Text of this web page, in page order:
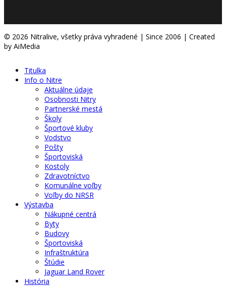
© 2026 Nitralive, všetky práva vyhradené | Since 2006 | Created
by AiMedia
Titulka
Info o Nitre
Aktuálne údaje
Osobnosti Nitry
Partnerské mestá
Školy
Športové kluby
Vodstvo
Pošty
Športoviská
Kostoly
Zdravotníctvo
Komunálne voľby
Voľby do NRSR
Výstavba
Nákupné centrá
Byty
Budovy
Športoviská
Infraštruktúra
Štúdie
Jaguar Land Rover
História